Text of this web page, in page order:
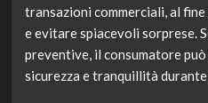
transazioni commerciali, al
e evitare spiacevoli sorprese.
preventive, il consumatore
sicurezza e tranquillità